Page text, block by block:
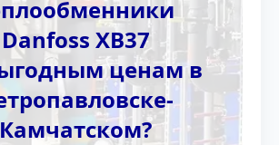
Danfoss XB37
ценам в
Камчатском?